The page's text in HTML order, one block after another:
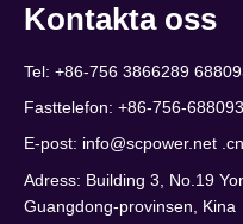
Kontakta oss
Tel: +86-756 3866289
Fasttelefon: +86-756-
E-post: info@scpower.net .cn
Adress: Building 3, No.19
Guangdong-provinsen, Kina